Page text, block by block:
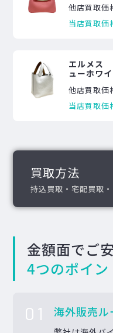
他店買取価
当店買取価
エルメス
ューホワ
他店買取価
当店買取価
買取方法
持込買取・宅配買取
金額面でご
4つのポイン
01 海外販売ル